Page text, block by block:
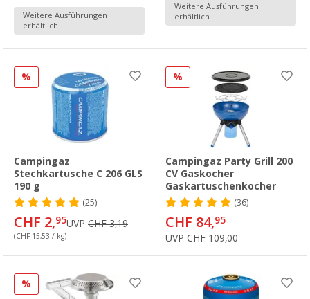
Weitere Ausführungen
erhältlich
Weitere Ausführungen
erhältlich
%
Campingaz
Stechkartusche C 206 GLS
190 g
(25)
CHF 2,95UVP CHF 3,19
(CHF 15,53 / kg)
%
Campingaz Party Grill 200
CV Gaskocher
Gaskartuschenkocher
(36)
CHF 84,95
UVP CHF 109,00
%